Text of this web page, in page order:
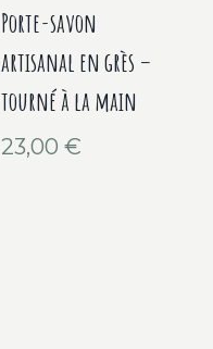
Porte-savon
artisanal en grès –
tourné à la main
23,00 €